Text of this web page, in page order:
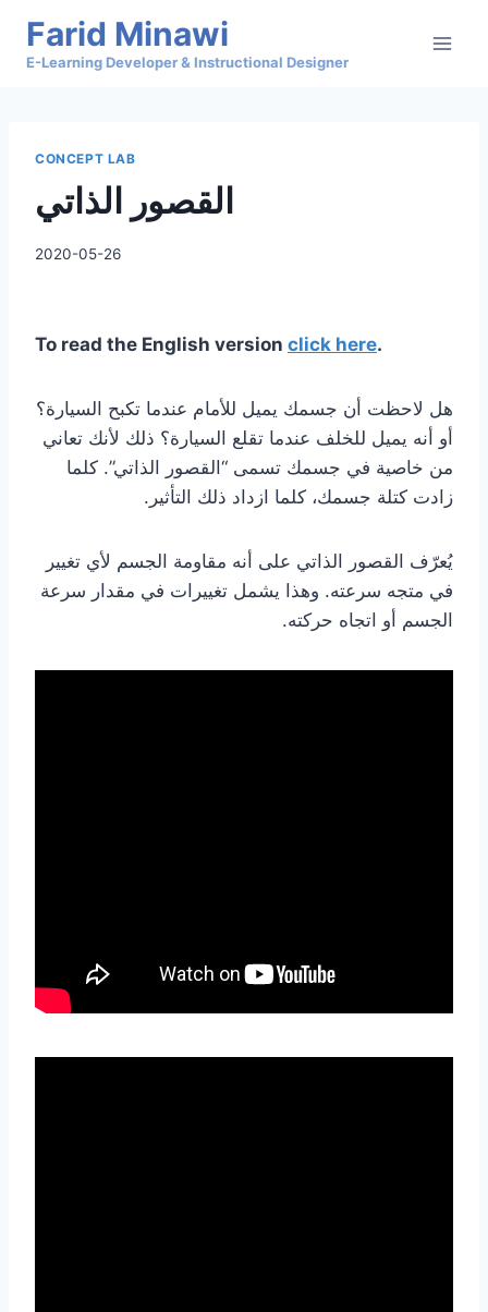
content
Farid Minawi
E-Learning Developer & Instructional Designer
CONCEPT LAB
القصور الذاتي
2020-05-26
To read the English version click here.
هل لاحظت أن جسمك يميل للأمام عندما تكبح السيارة؟
أو أنه يميل للخلف عندما تقلع السيارة؟ ذلك لأنك تعاني
من خاصية في جسمك تسمى “القصور الذاتي”. كلما
زادت كتلة جسمك، كلما ازداد ذلك التأثير.
يُعرّف القصور الذاتي على أنه مقاومة الجسم لأي تغيير
في متجه سرعته. وهذا يشمل تغييرات في مقدار سرعة
الجسم أو اتجاه حركته.